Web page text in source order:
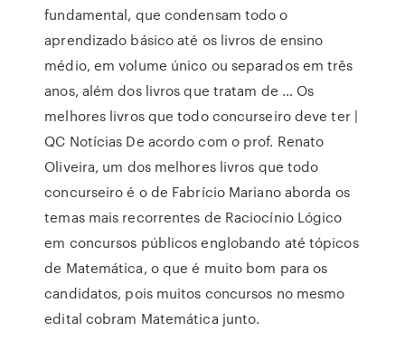
fundamental, que condensam todo o
aprendizado básico até os livros de ensino
médio, em volume único ou separados em três
anos, além dos livros que tratam de … Os
melhores livros que todo concurseiro deve ter |
QC Notícias De acordo com o prof. Renato
Oliveira, um dos melhores livros que todo
concurseiro é o de Fabrício Mariano aborda os
temas mais recorrentes de Raciocínio Lógico
em concursos públicos englobando até tópicos
de Matemática, o que é muito bom para os
candidatos, pois muitos concursos no mesmo
edital cobram Matemática junto.